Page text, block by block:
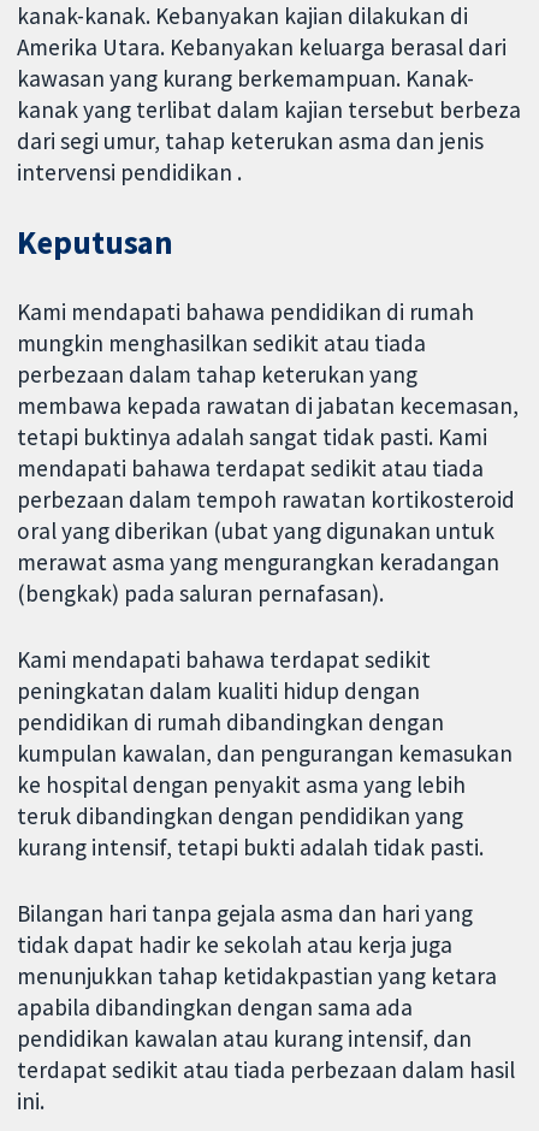
kanak-kanak. Kebanyakan kajian dilakukan di
Amerika Utara. Kebanyakan keluarga berasal dari
kawasan yang kurang berkemampuan. Kanak-
kanak yang terlibat dalam kajian tersebut berbeza
dari segi umur, tahap keterukan asma dan jenis
intervensi pendidikan .
Keputusan
Kami mendapati bahawa pendidikan di rumah
mungkin menghasilkan sedikit atau tiada
perbezaan dalam tahap keterukan yang
membawa kepada rawatan di jabatan kecemasan,
tetapi buktinya adalah sangat tidak pasti. Kami
mendapati bahawa terdapat sedikit atau tiada
perbezaan dalam tempoh rawatan kortikosteroid
oral yang diberikan (ubat yang digunakan untuk
merawat asma yang mengurangkan keradangan
(bengkak) pada saluran pernafasan).
Kami mendapati bahawa terdapat sedikit
peningkatan dalam kualiti hidup dengan
pendidikan di rumah dibandingkan dengan
kumpulan kawalan, dan pengurangan kemasukan
ke hospital dengan penyakit asma yang lebih
teruk dibandingkan dengan pendidikan yang
kurang intensif, tetapi bukti adalah tidak pasti.
Bilangan hari tanpa gejala asma dan hari yang
tidak dapat hadir ke sekolah atau kerja juga
menunjukkan tahap ketidakpastian yang ketara
apabila dibandingkan dengan sama ada
pendidikan kawalan atau kurang intensif, dan
terdapat sedikit atau tiada perbezaan dalam hasil
ini.